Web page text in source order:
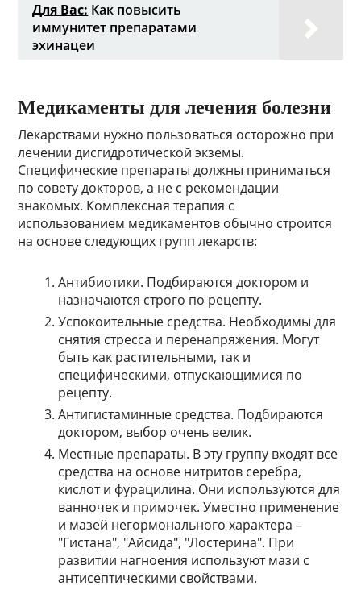
Для Вас: Как повысить
иммунитет препаратами
эхинацеи
Медикаменты для лечения болезни
Лекарствами нужно пользоваться осторожно при
лечении дисгидротической экземы.
Специфические препараты должны приниматься
по совету докторов, а не с рекомендации
знакомых. Комплексная терапия с
использованием медикаментов обычно строится
на основе следующих групп лекарств:
Антибиотики. Подбираются доктором и
назначаются строго по рецепту.
Успокоительные средства. Необходимы для
снятия стресса и перенапряжения. Могут
быть как растительными, так и
специфическими, отпускающимися по
рецепту.
Антигистаминные средства. Подбираются
доктором, выбор очень велик.
Местные препараты. В эту группу входят все
средства на основе нитритов серебра,
кислот и фурацилина. Они используются для
ванночек и примочек. Уместно применение
и мазей негормонального характера –
"Гистана", "Айсида", "Лостерина". При
развитии нагноения используют мази с
антисептическими свойствами.